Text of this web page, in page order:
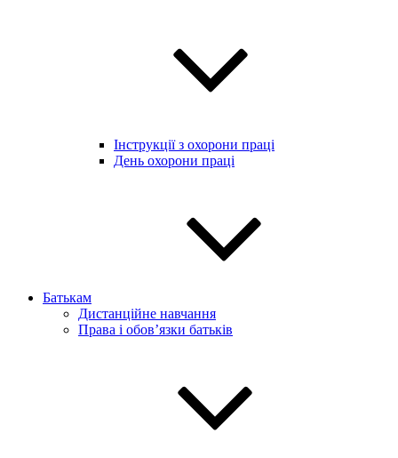
Інструкції з охорони праці
День охорони праці
Батькам
Дистанційне навчання
Права і обов’язки батьків